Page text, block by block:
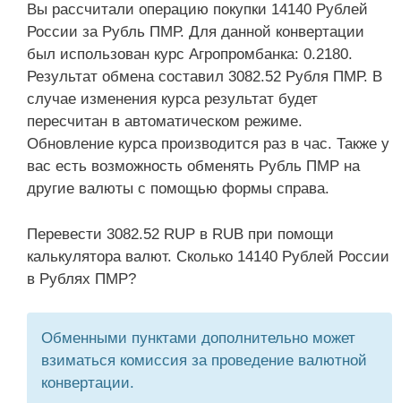
Вы рассчитали операцию покупки 14140 Рублей
России за Рубль ПМР. Для данной конвертации
был использован курс Агропромбанка: 0.2180.
Результат обмена составил 3082.52 Рубля ПМР. В
случае изменения курса результат будет
пересчитан в автоматическом режиме.
Обновление курса производится раз в час. Также у
вас есть возможность обменять Рубль ПМР на
другие валюты с помощью формы справа.
Перевести 3082.52 RUP в RUB при помощи
калькулятора валют. Сколько 14140 Рублей России
в Рублях ПМР?
Обменными пунктами дополнительно может
взиматься комиссия за проведение валютной
конвертации.